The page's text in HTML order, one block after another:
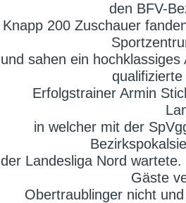
den BFV-
Knapp 200 Zuschauer
und sahen ein
Erfolgstrainer Armin
in welcher mit der
der Landesliga Nord
Gäste
Obertraublinger nicht